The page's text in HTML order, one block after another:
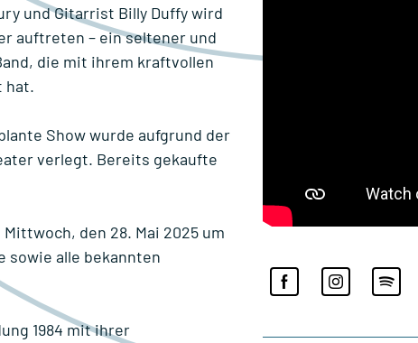
und Gitarrist Billy Duffy wird
auftreten – ein seltener und
die mit ihrem kraftvollen
hat.
Show wurde aufgrund der
verlegt. Bereits gekaufte
den 28. Mai 2025 um
sowie alle bekannten
1984 mit ihrer